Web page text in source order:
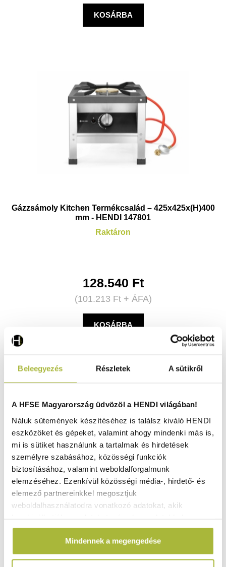
Beleegyezés Részletek A sütikről
A HFSE Magyarország üdvözöl a HENDI világában!
Náluk sütemények készítéséhez is találsz kiváló HENDI
eszközöket és gépeket, valamint ahogy mindenki más is,
mi is sütiket használunk a tartalmak és hirdetések
személyre szabásához, közösségi funkciók
biztosításához, valamint weboldalforgalmunk
elemzéséhez. Ezenkívül közösségi média-, hirdető- és
elemező partnereinkkel megosztjuk
weboldalhasználatodra vonatkozó adatokat, akik
amelyeket Te adtál meg számukra vagy az általad
használt más szolgáltatásokból gyűjtöttek.
Mindennek a megengedése
KOSÁRBA
Gázzsámoly Kitchen Termékcsalád – 425x425x(H)400
mm - HENDI 147801
Raktáron
128.540 Ft
(101.213 Ft+ ÁFA)
KOSÁRBA
580x650x(H)400mm - HENDI 147276
Raktáron